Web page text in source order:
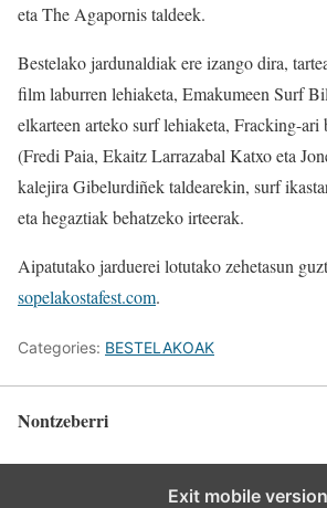
eta The Agapornis taldeek.
Bestelako jardunaldiak ere izango dira,
film laburren lehiaketa, Emakumeen Surf
elkarteen arteko surf lehiaketa, Fracking-ari
(Fredi Paia, Ekaitz Larrazabal Katxo eta
kalejira Gibelurdiñek taldearekin, surf
eta hegaztiak behatzeko irteerak.
Aipatutako jarduerei lotutako zehetasun
sopelakostafest.com.
Categories: BESTELAKOAK
Nontzeberri
Exit mobile version